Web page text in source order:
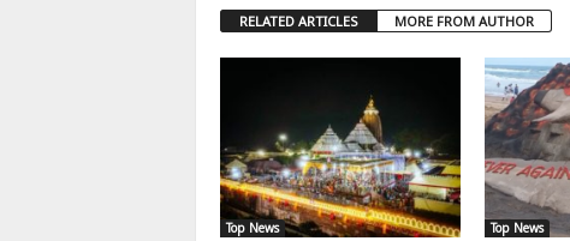
RELATED ARTICLES MORE FROM AUTHOR
Top News Top News